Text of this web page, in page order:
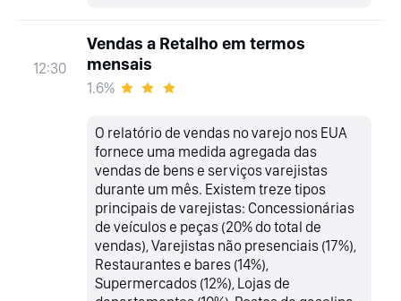
12:30
Vendas a Retalho em termos
mensais
1.6%
O relatório de vendas no varejo nos EUA
fornece uma medida agregada das
vendas de bens e serviços varejistas
durante um mês. Existem treze tipos
principais de varejistas: Concessionárias
de veículos e peças (20% do total de
vendas), Varejistas não presenciais (17%),
Restaurantes e bares (14%),
Supermercados (12%), Lojas de